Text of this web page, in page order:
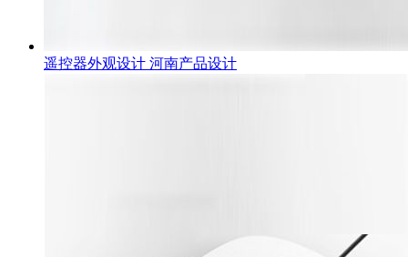
遥控器外观设计 河南产品设计